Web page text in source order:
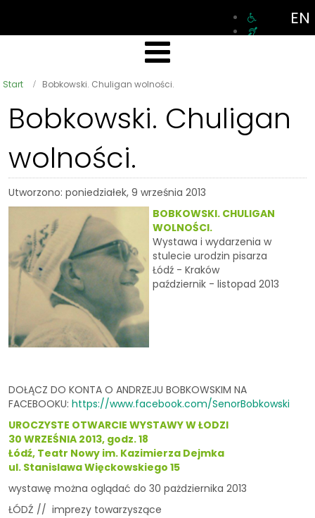
EN
Start Bobkowski. Chuligan wolności.
Bobkowski. Chuligan
wolności.
Utworzono: poniedziałek, 9 września 2013
BOBKOWSKI. CHULIGAN
WOLNOŚCI.
Wystawa i wydarzenia w
stulecie urodzin pisarza
Łódź - Kraków
październik - listopad 2013
DOŁĄCZ DO KONTA O ANDRZEJU BOBKOWSKIM NA
FACEBOOKU: https://www.facebook.com/SenorBobkowski
UROCZYSTE OTWARCIE WYSTAWY W ŁODZI
30 WRZEŚNIA 2013, godz. 18
Łódź, Teatr Nowy im. Kazimierza Dejmka
ul. Stanislawa Więckowskiego 15
wystawę można oglądać do 30 pażdziernika 2013
ŁÓDŹ // imprezy towarzyszące